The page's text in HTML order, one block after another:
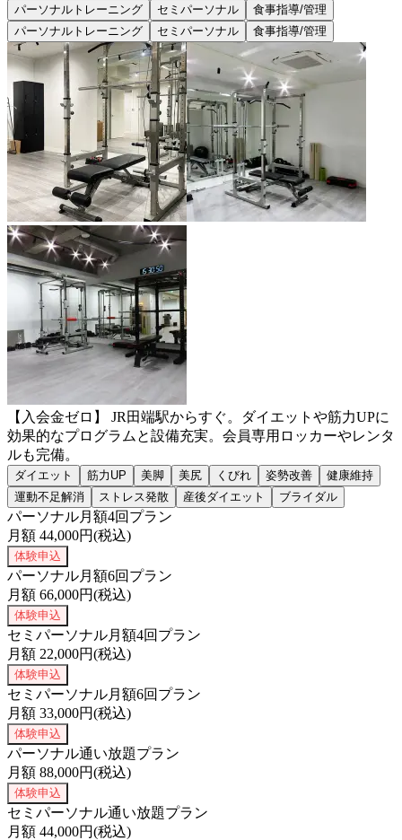
パーソナルトレーニング セミパーソナル
食事指導/管理
パーソナルトレーニング
セミパーソナル 食事指導/管理
【入会金ゼロ】 JR田端駅からすぐ。ダイエットや筋力UPに
効果的なプログラムと設備充実。会員専用ロッカーやレンタ
ルも完備。
ダイエット 筋力UP 美脚 美尻 くびれ 姿勢改善
健康維持
運動不足解消
ストレス発散 産後ダイエット ブライダル
パーソナル月額4回プラン
月額 44,000円(税込)
体験申込
パーソナル月額6回プラン
月額 66,000円(税込)
体験申込
セミパーソナル月額4回プラン
月額 22,000円(税込)
体験申込
セミパーソナル月額6回プラン
月額 33,000円(税込)
体験申込
パーソナル通い放題プラン
月額 88,000円(税込)
体験申込
セミパーソナル通い放題プラン
月額 44,000円(税込)